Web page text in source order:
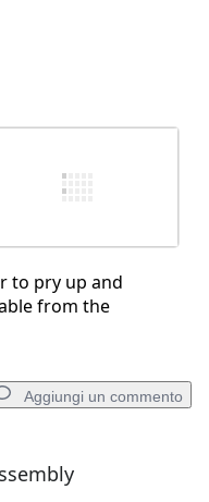
to pry up and
from the
Aggiungi un commento